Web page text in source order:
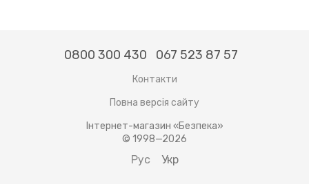
0800 300 430 067 523 87 57
Контакти
Повна версія сайту
Інтернет-магазин «Безпека»
© 1998—2026
Рус Укр